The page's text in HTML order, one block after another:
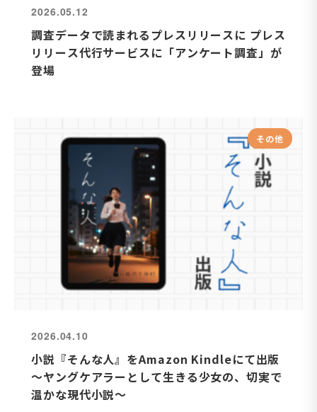
2026.05.12
調査データで読まれるプレスリリースに プレス
リリース代行サービスに「アンケート調査」が
登場
その他
2026.04.10
小説『そんな人』をAmazon Kindleにて出版
〜ヤングケアラーとして生きる少女の、切実で
温かな現代小説〜